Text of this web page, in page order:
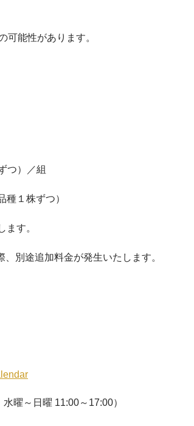
能性があります。
つ）／組
種１株ずつ）
ます。
別途追加料金が発生いたします。
曜～日曜 11:00～17:00）